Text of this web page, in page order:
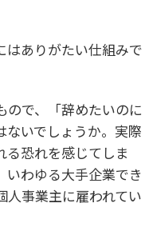
はありがたい仕組みで
ので、「辞めたいのに
いでしょうか。実際
恐れを感じてしま
いわゆる大手企業でき
人事業主に雇われてい